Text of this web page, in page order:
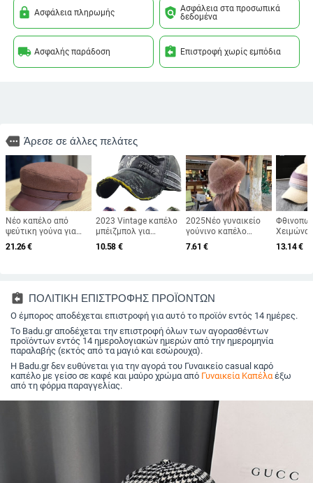
lock Ασφάλεια πληρωμής policy Ασφάλεια στα προσωπικά
δεδομένα
local_shipping Ασφαλής παράδοση assignment_return Επιστροφή χωρίς εμπόδια
more Άρεσε σε άλλες πελάτες
Νέο καπέλο από
ψεύτικη γούνα για
γυναίκες,
φθινοπωρινό και
καπέλο με επίπεδη
κορυφή για
λογοτεχνικά ταξίδια
21.26€
2023 Vintage καπέλο
μπέιζμπολ για
ανδρικά καπέλα
Άνοιξη Καλοκαίρι
Μαύρο Trucker
Fishing
10.58 €
2025Νέο γυναικείο
γούνινο καπέλο
γούνινο καπέλο
πολυτελείας μόδας
χωρίς χείλος
Λούτρινο χνουδωτό
ζεστό καπέλο
ιππασίας για σκι
7.61 €
Χειμώνα
καπέλο
Χοντρό
13.14€
assignment_return ΠΟΛΙΤΙΚΗ ΕΠΙΣΤΡΟΦΗΣ ΠΡΟΪΟΝΤΩΝ
Ο έμπορος αποδέχεται επιστροφή για αυτό το προϊόν εντός 14 ημέρες.
Το Badu.gr αποδέχεται την επιστροφή όλων των αγορασθέντων
προϊόντων εντός 14 ημερολογιακών ημερών από την ημερομηνία
παραλαβής (εκτός από τα μαγιό και εσώρουχα).
Η Badu.gr δεν ευθύνεται για την αγορά του Γυναικείο casual καρό
καπέλο με γείσο σε καφέ και μαύρο χρώμα από Γυναικεία Καπέλαέξω
από τη φόρμα παραγγελίας.